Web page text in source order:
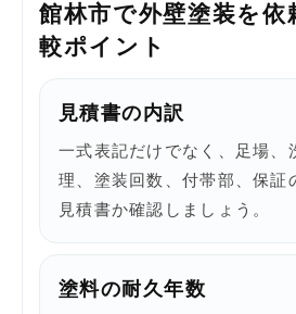
館林市で外壁塗装を依
較ポイント
見積書の内訳
一式表記だけでなく、足場、
理、塗装回数、付帯部、保証
見積書か確認しましょう。
塗料の耐久年数